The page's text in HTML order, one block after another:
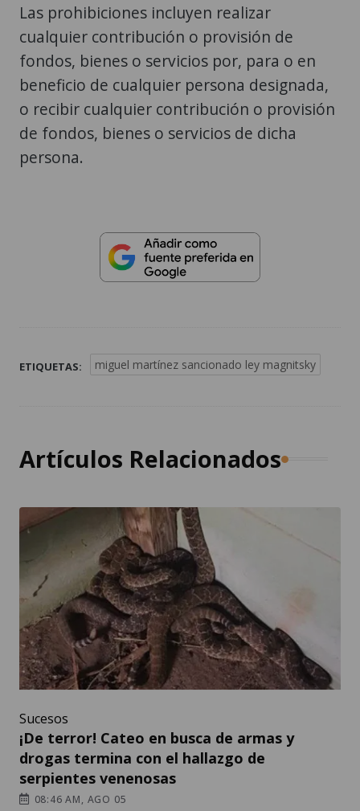
Las prohibiciones incluyen realizar
cualquier contribución o provisión de
fondos, bienes o servicios por, para o en
beneficio de cualquier persona designada,
o recibir cualquier contribución o provisión
de fondos, bienes o servicios de dicha
persona.
ETIQUETAS: miguel martínez sancionado ley magnitsky
Artículos Relacionados
Sucesos
¡De terror! Cateo en busca de armas y
drogas termina con el hallazgo de
serpientes venenosas
08:46 AM, AGO 05